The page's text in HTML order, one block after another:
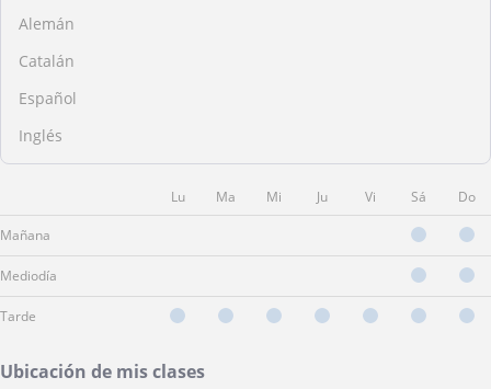
Alemán
Catalán
Español
Inglés
Lu Ma Mi Ju Vi Sá Do
Mañana
Mediodía
Tarde
Ubicación de mis clases